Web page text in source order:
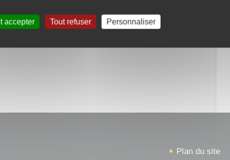
Plan du site
accepter Tout refuser Personnaliser